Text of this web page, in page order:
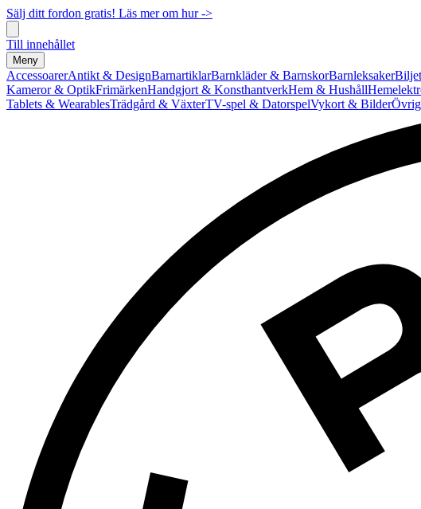
Sälj ditt fordon gratis! Läs mer om hur ->
Till innehållet
Meny
AccessoarerAntikt & DesignBarnartiklarBarnkläder & BarnskorBarnleksaker
Kameror & OptikFrimärkenHandgjort & KonsthantverkHem & Hushåll
Tablets & WearablesTrädgård & VäxterTV-spel & DatorspelVykort & Bilder